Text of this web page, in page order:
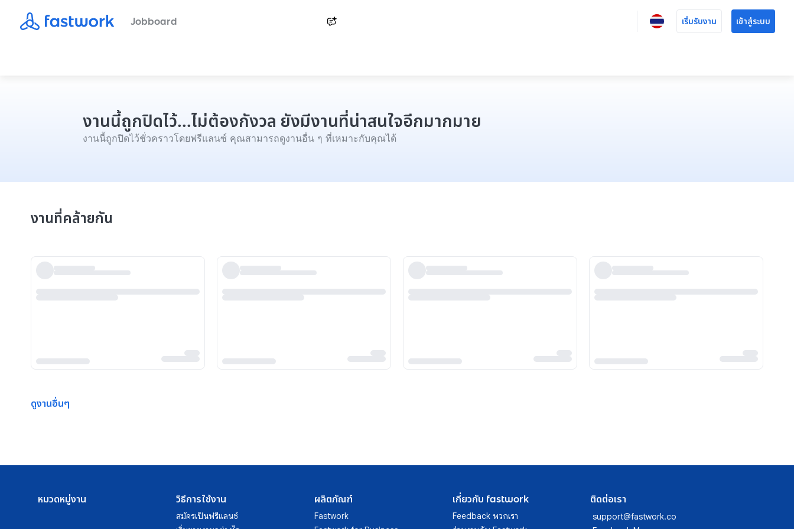
Jobboard เริ่มรับงาน เข้าสู่ระบบ
งานนี้ถูกปิดไว้...ไม่ต้องกังวล ยังมีงานที่น่าสนใจอีกมากมาย
งานนี้ถูกปิดไว้ชั่วคราวโดยฟรีแลนซ์ คุณสามารถดูงานอื่น ๆ ที่เหมาะกับคุณได้
งานที่คล้ายกัน
ดูงานอื่นๆ
หมวดหมู่งาน วิธีการใช้งาน
สมัครเป็นฟรีแลนซ์
ผลิตภัณฑ์
Fastwork
เกี่ยวกับ fastwork
Feedback พวกเรา
ติดต่อเรา
support@fastwork.co